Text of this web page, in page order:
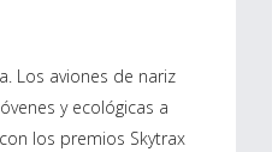
Los aviones de nariz
y ecológicas a
los premios Skytrax